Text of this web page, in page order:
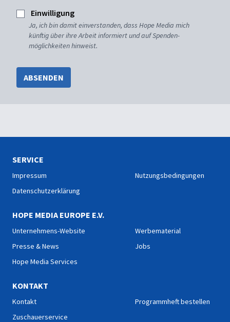
Einwilligung
Ja, ich bin damit einverstanden, dass Hope Media mich
künftig über ihre Arbeit informiert und auf Spenden-
möglichkeiten hinweist.
ABSENDEN
SERVICE
Impressum
Datenschutzerklärung
Nutzungsbedingungen
HOPE MEDIA EUROPE E.V.
Unternehmens-Website
Presse & News
Hope Media Services
Werbematerial
Jobs
KONTAKT
Kontakt
Zuschauerservice
Programmheft bestellen